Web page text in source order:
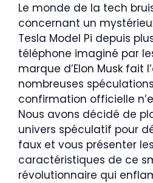
Le monde de la tech
concernant un
Tesla Model Pi depuis
téléphone imaginé par
marque d’Elon Musk fait
nombreuses
confirmation officielle
Nous avons décidé de
univers spéculatif pour
faux et vous présenter
caractéristiques de ce
révolutionnaire qui